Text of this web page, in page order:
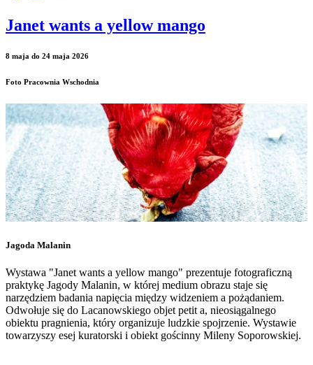
Janet wants a yellow mango
8 maja do 24 maja 2026
Foto Pracownia Wschodnia
Jagoda Malanin
Wystawa "Janet wants a yellow mango" prezentuje fotograficzną
praktykę Jagody Malanin, w której medium obrazu staje się
narzędziem badania napięcia między widzeniem a pożądaniem.
Odwołuje się do Lacanowskiego objet petit a, nieosiągalnego
obiektu pragnienia, który organizuje ludzkie spojrzenie. Wystawie
towarzyszy esej kuratorski i obiekt gościnny Mileny Soporowskiej.